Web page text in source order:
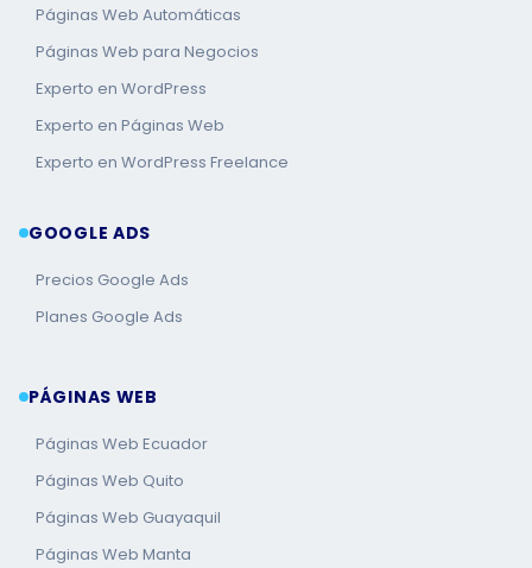
Páginas Web Automáticas
Páginas Web para Negocios
Experto en WordPress
Experto en Páginas Web
Experto en WordPress Freelance
GOOGLE ADS
Precios Google Ads
Planes Google Ads
PÁGINAS WEB
Páginas Web Ecuador
Páginas Web Quito
Páginas Web Guayaquil
Páginas Web Manta